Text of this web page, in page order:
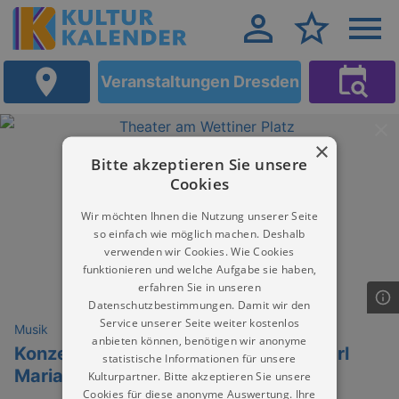
Veranstaltungen Dresden
Musik
Konzert der Hochschule für Musik Carl
Maria von Weber Dresden
×
Bitte akzeptieren Sie unsere
Cookies
Wir möchten Ihnen die Nutzung unserer Seite
so einfach wie möglich machen. Deshalb
verwenden wir Cookies. Wie Cookies
funktionieren und welche Aufgabe sie haben,
erfahren Sie in unseren
Datenschutzbestimmungen. Damit wir den
Service unserer Seite weiter kostenlos
anbieten können, benötigen wir anonyme
statistische Informationen für unsere
Kulturpartner. Bitte akzeptieren Sie unsere
Cookies für diese anonyme Auswertung. Ihre